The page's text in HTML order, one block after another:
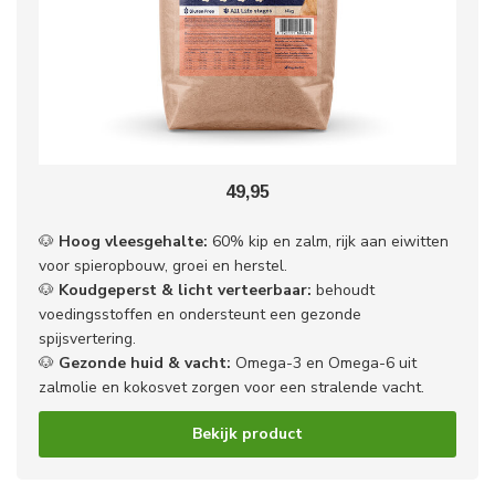
49,95
🐶 Hoog vleesgehalte: 60% kip en zalm, rijk aan eiwitten
voor spieropbouw, groei en herstel.
🐶 Koudgeperst & licht verteerbaar: behoudt
voedingsstoffen en ondersteunt een gezonde
spijsvertering.
🐶 Gezonde huid & vacht: Omega-3 en Omega-6 uit
zalmolie en kokosvet zorgen voor een stralende vacht.
Bekijk product